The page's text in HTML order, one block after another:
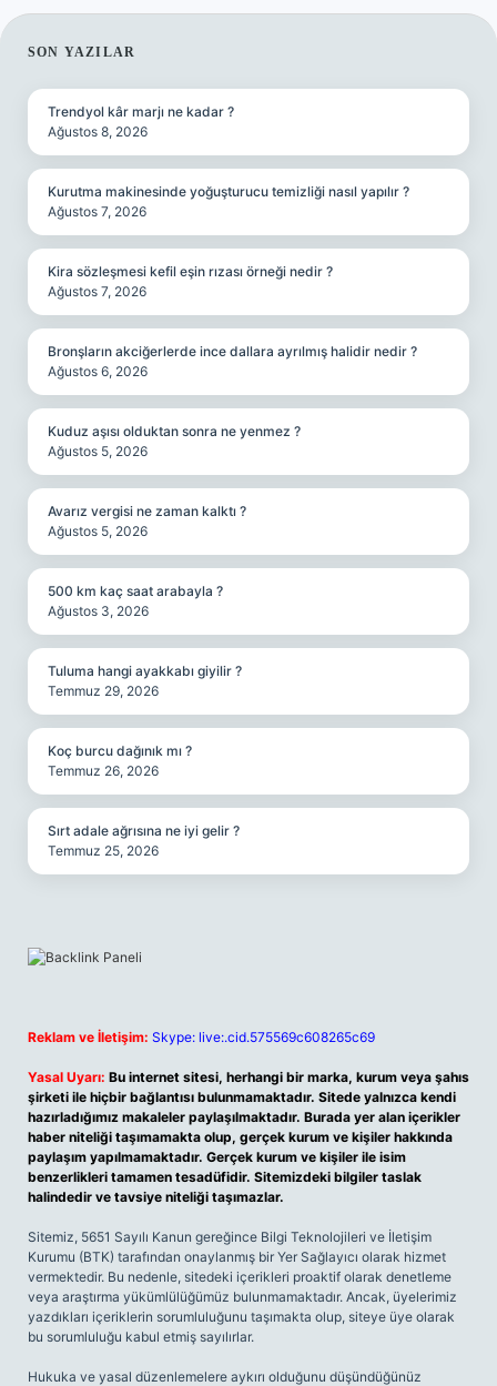
SIDEBAR
SON YAZILAR
Trendyol kâr marjı ne kadar ?
Ağustos 8, 2026
Kurutma makinesinde yoğuşturucu temizliği nasıl yapılır ?
Ağustos 7, 2026
Kira sözleşmesi kefil eşin rızası örneği nedir ?
Ağustos 7, 2026
Bronşların akciğerlerde ince dallara ayrılmış halidir nedir ?
Ağustos 6, 2026
Kuduz aşısı olduktan sonra ne yenmez ?
Ağustos 5, 2026
Avarız vergisi ne zaman kalktı ?
Ağustos 5, 2026
500 km kaç saat arabayla ?
Ağustos 3, 2026
Tuluma hangi ayakkabı giyilir ?
Temmuz 29, 2026
Koç burcu dağınık mı ?
Temmuz 26, 2026
Sırt adale ağrısına ne iyi gelir ?
Temmuz 25, 2026
Reklam ve İletişim: Skype: live:.cid.575569c608265c69
Yasal Uyarı: Bu internet sitesi, herhangi bir marka, kurum veya şahıs
şirketi ile hiçbir bağlantısı bulunmamaktadır. Sitede yalnızca kendi
hazırladığımız makaleler paylaşılmaktadır. Burada yer alan içerikler
haber niteliği taşımamakta olup, gerçek kurum ve kişiler hakkında
paylaşım yapılmamaktadır. Gerçek kurum ve kişiler ile isim
benzerlikleri tamamen tesadüfidir. Sitemizdeki bilgiler taslak
halindedir ve tavsiye niteliği taşımazlar.
Sitemiz, 5651 Sayılı Kanun gereğince Bilgi Teknolojileri ve İletişim
Kurumu (BTK) tarafından onaylanmış bir Yer Sağlayıcı olarak hizmet
vermektedir. Bu nedenle, sitedeki içerikleri proaktif olarak denetleme
veya araştırma yükümlülüğümüz bulunmamaktadır. Ancak, üyelerimiz
yazdıkları içeriklerin sorumluluğunu taşımakta olup, siteye üye olarak
bu sorumluluğu kabul etmiş sayılırlar.
Hukuka ve yasal düzenlemelere aykırı olduğunu düşündüğünüz